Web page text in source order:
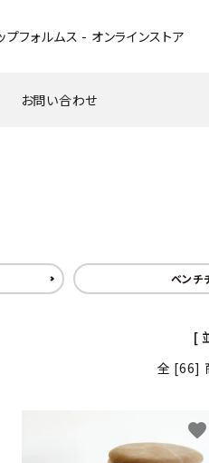
プフォルムス - オンラインストア
照明
パーソナルチ
お問い合わせ
ベンチ
[
全 [66]
favorite